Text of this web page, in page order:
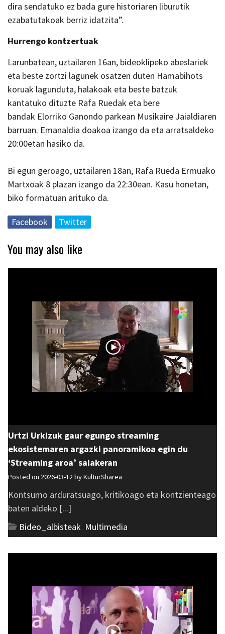
dira sendatuko ez bada gure historiaren liburutik
ezabatutakoak berriz idatzita”.
Hurrengo kontzertuak
Larunbatean, uztailaren 16an, bideoklipeko abeslariek
eta beste zortzi lagunek osatzen duten Hamabihots
koruak lagunduta, halakoak eta beste batzuk
kantatuko dituzte Rafa Ruedak eta bere
bandak Elorriko Ganondo parkean Musikaire Jaialdiaren
barruan. Emanaldia doakoa izango da eta arratsaldeko
20:00etan hasiko da.
Bi egun geroago, uztailaren 18an, Rafa Rueda Ermuako
Martxoak 8 plazan izango da 22:30ean. Kasu honetan,
biko formatuan arituko da.
Facebook Twitter
You may also like
Urtzi Urkizuk gaur egungo streaming
ekosistemaren argazki panoramikoa egin du
‘Streaming aroa’ saiakeran
Posted on 2026-03-12 byKulturSharea
Kontsumo arduratsuago, kritikoago eta kontzienteago
baten aldeko [...]
Bideo_albisteak Multimedia